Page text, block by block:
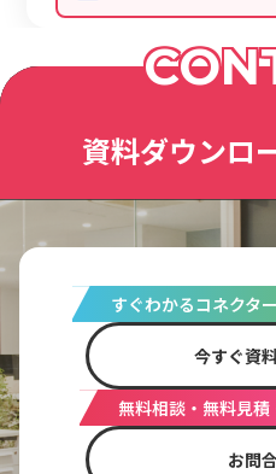
資料ダウンロ
すぐわかるコネクタ
今すぐ資
無料相談・無料見
お問